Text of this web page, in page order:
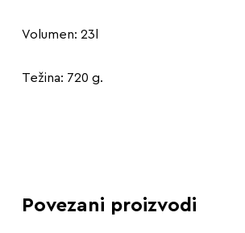
Volumen: 23l
Težina: 720 g.
Povezani proizvodi